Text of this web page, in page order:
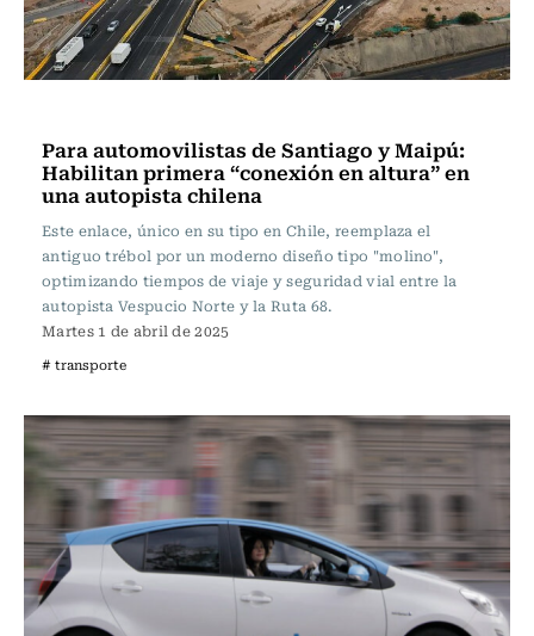
Para automovilistas de Santiago y Maipú:
Habilitan primera “conexión en altura” en
una autopista chilena
Este enlace, único en su tipo en Chile, reemplaza el
antiguo trébol por un moderno diseño tipo "molino",
optimizando tiempos de viaje y seguridad vial entre la
autopista Vespucio Norte y la Ruta 68.
Martes 1 de abril de 2025
# transporte